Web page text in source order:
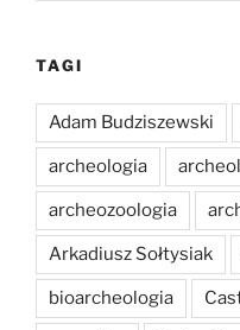
TAGI
Adam Budziszewski
archeologia
archeozoologia
Arkadiusz Sołtysiak
bioarcheologia